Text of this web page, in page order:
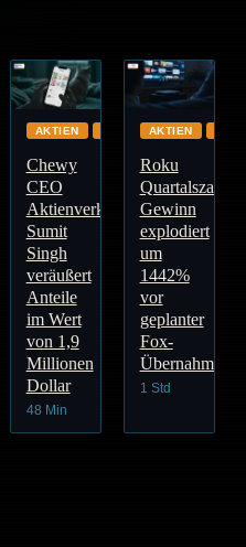
AKTIEN GLOBAL
Chewy
CEO
Aktienverkauf:
Sumit
Singh
veräußert
Anteile
im Wert
von 1,9
Millionen
Dollar
48 Min
AKTIEN
Roku
Gewinn
explodiert
um
1442%
vor
geplanter
Fox-
Übernahme
1 Std